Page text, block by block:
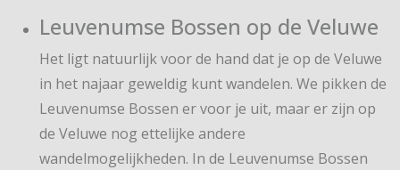
Leuvenumse Bossen op de Veluwe
Het ligt natuurlijk voor de hand dat je op de Veluwe
in het najaar geweldig kunt wandelen. We pikken de
Leuvenumse Bossen er voor je uit, maar er zijn op
de Veluwe nog ettelijke andere
wandelmogelijkheden. In de Leuvenumse Bossen